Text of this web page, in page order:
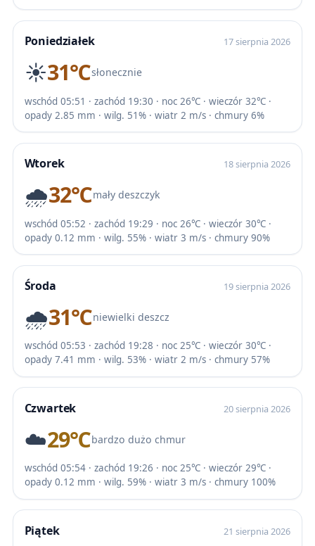
Poniedziałek 17 sierpnia 2026
☀️31℃słonecznie
wschód 05:51 · zachód 19:30 · noc 26℃ · wieczór 32℃ ·
opady 2.85 mm · wilg. 51% · wiatr 2 m/s · chmury 6%
Wtorek 18 sierpnia 2026
🌧️32℃mały deszczyk
wschód 05:52 · zachód 19:29 · noc 26℃ · wieczór 30℃ ·
opady 0.12 mm · wilg. 55% · wiatr 3 m/s · chmury 90%
Środa 19 sierpnia 2026
🌧️31℃niewielki deszcz
wschód 05:53 · zachód 19:28 · noc 25℃ · wieczór 30℃ ·
opady 7.41 mm · wilg. 53% · wiatr 2 m/s · chmury 57%
Czwartek 20 sierpnia 2026
☁️29℃bardzo dużo chmur
wschód 05:54 · zachód 19:26 · noc 25℃ · wieczór 29℃ ·
opady 0.12 mm · wilg. 59% · wiatr 3 m/s · chmury 100%
Piątek 21 sierpnia 2026